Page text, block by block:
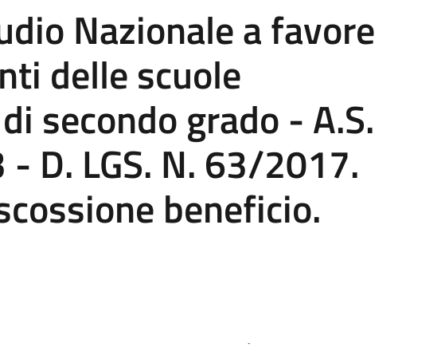
Nazionale a favore
delle scuole
secondo grado - A.S.
D. LGS. N. 63/2017.
beneficio.